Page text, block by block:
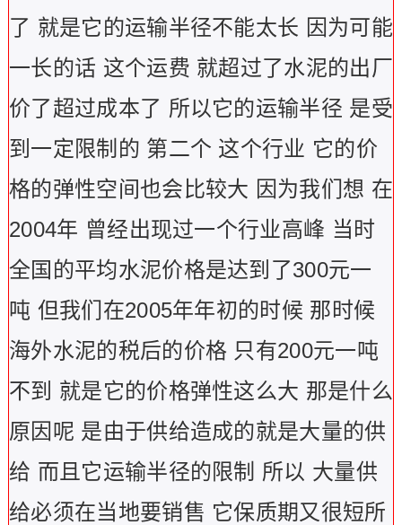
了 就是它的运输半径不能太长 因为可能
一长的话 这个运费 就超过了水泥的出厂
价了超过成本了 所以它的运输半径 是受
到一定限制的 第二个 这个行业 它的价
格的弹性空间也会比较大 因为我们想 在
2004年 曾经出现过一个行业高峰 当时
全国的平均水泥价格是达到了300元一
吨 但我们在2005年年初的时候 那时候
海外水泥的税后的价格 只有200元一吨
不到 就是它的价格弹性这么大 那是什么
原因呢 是由于供给造成的就是大量的供
给 而且它运输半径的限制 所以 大量供
给必须在当地要销售 它保质期又很短所